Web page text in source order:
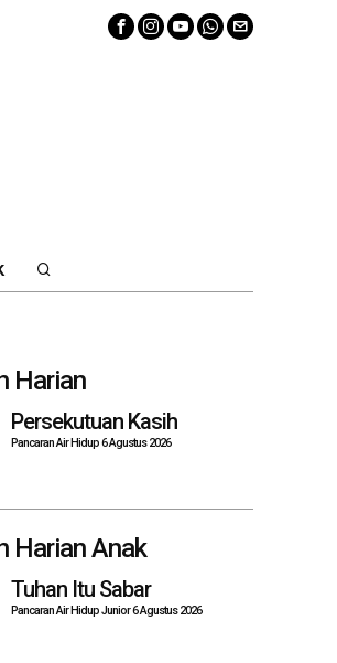
Harian
Persekutuan Kasih
Pancaran Air Hidup 6 Agustus 2026
Harian Anak
Tuhan Itu Sabar
Pancaran Air Hidup Junior 6 Agustus 2026